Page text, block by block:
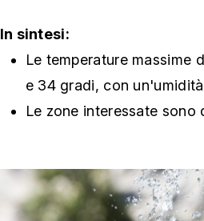
In sintesi:
Le temperature massime
e 34 gradi, con
Le zone interessate